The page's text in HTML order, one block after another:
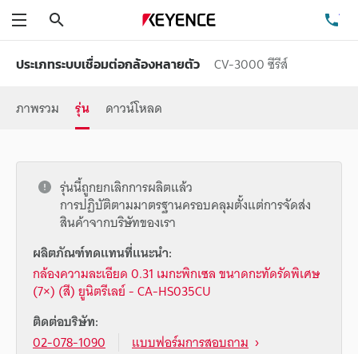
ประเภทระบบเชื่อมต่อกล้องหลายตัว
CV-3000 ซีรีส์
ภาพรวม
รุ่น ดาวน์โหลด
รุ่นนี้ถูกยกเลิกการผลิตแล้ว
การปฏิบัติตามมาตรฐานครอบคลุมตั้งแต่การจัดส่ง
สินค้าจากบริษัทของเรา
ผลิตภัณฑ์ทดแทนที่แนะนำ:
กล้องความละเอียด 0.31 เมกะพิกเซล ขนาดกะทัดรัดพิเศษ
(7×) (สี) ยูนิตรีเลย์ - CA-HS035CU
ติดต่อบริษัท:
02-078-1090
แบบฟอร์มการสอบถาม